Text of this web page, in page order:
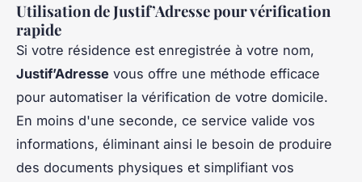
Utilisation de Justif’Adresse pour vérification
rapide
Si votre résidence est enregistrée à votre nom,
Justif’Adresse vous offre une méthode efficace
pour automatiser la vérification de votre domicile.
En moins d'une seconde, ce service valide vos
informations, éliminant ainsi le besoin de produire
des documents physiques et simplifiant vos